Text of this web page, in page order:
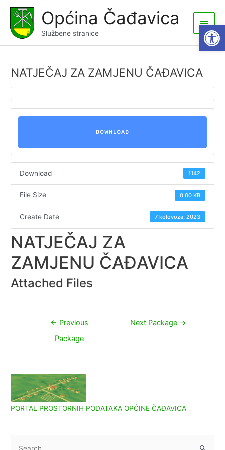
content
Općina Čađavica
Službene stranice
Main
Menu
NATJEČAJ ZA ZAMJENU ČAĐAVICA
DOWNLOAD
Download 1142
File Size 0.00 KB
Create Date 7 kolovoza, 2023
NATJEČAJ ZA
ZAMJENU ČAĐAVICA
Attached Files
Navigacija
← Previous
Package
Next Package →
PORTAL PROSTORNIH PODATAKA OPĆINE ČAĐAVICA